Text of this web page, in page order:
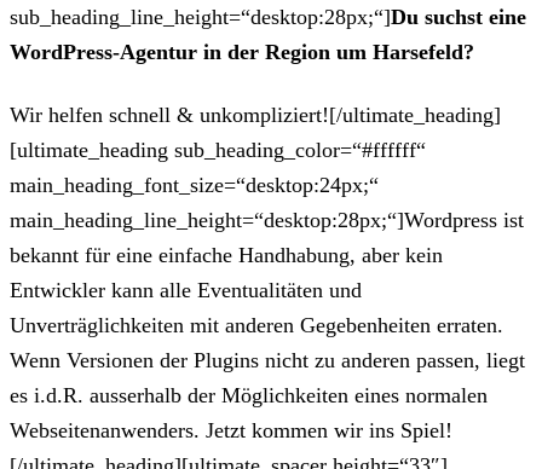
sub_heading_line_height=“desktop:28px;“]Du suchst eine
WordPress-Agentur in der Region um Harsefeld?
Wir helfen schnell & unkompliziert![/ultimate_heading]
[ultimate_heading sub_heading_color=“#ffffff“
main_heading_font_size=“desktop:24px;“
main_heading_line_height=“desktop:28px;“]Wordpress ist
bekannt für eine einfache Handhabung, aber kein
Entwickler kann alle Eventualitäten und
Unverträglichkeiten mit anderen Gegebenheiten erraten.
Wenn Versionen der Plugins nicht zu anderen passen, liegt
es i.d.R. ausserhalb der Möglichkeiten eines normalen
Webseitenanwenders. Jetzt kommen wir ins Spiel!